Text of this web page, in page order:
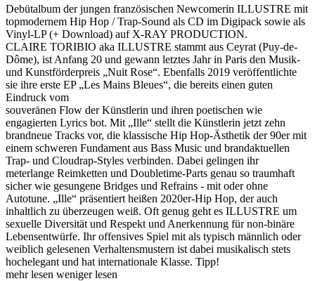
Debütalbum der jungen französischen Newcomerin ILLUSTRE mit
topmodernem Hip Hop / Trap-Sound als CD im Digipack sowie als
Vinyl-LP (+ Download) auf X-RAY PRODUCTION.
CLAIRE TORIBIO aka ILLUSTRE stammt aus Ceyrat (Puy-de-
Dôme), ist Anfang 20 und gewann letztes Jahr in Paris den Musik-
und Kunstförderpreis „Nuit Rose“. Ebenfalls 2019 veröffentlichte
sie ihre erste EP „Les Mains Bleues“, die bereits einen guten
Eindruck vom
souveränen Flow der Künstlerin und ihren poetischen wie
engagierten Lyrics bot. Mit „Ille“ stellt die Künstlerin jetzt zehn
brandneue Tracks vor, die klassische Hip Hop-Ästhetik der 90er mit
einem schweren Fundament aus Bass Music und brandaktuellen
Trap- und Cloudrap-Styles verbinden. Dabei gelingen ihr
meterlange Reimketten und Doubletime-Parts genau so traumhaft
sicher wie gesungene Bridges und Refrains - mit oder ohne
Autotune. „Ille“ präsentiert heißen 2020er-Hip Hop, der auch
inhaltlich zu überzeugen weiß. Oft genug geht es ILLUSTRE um
sexuelle Diversität und Respekt und Anerkennung für non-binäre
Lebensentwürfe. Ihr offensives Spiel mit als typisch männlich oder
weiblich gelesenen Verhaltensmustern ist dabei musikalisch stets
hochelegant und hat internationale Klasse. Tipp!
mehr lesen weniger lesen